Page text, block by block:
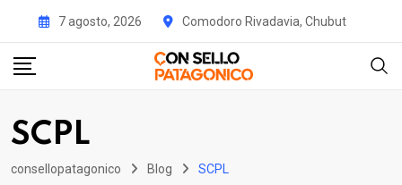
content
7 agosto, 2026 Comodoro Rivadavia, Chubut
SCPL
consellopatagonico Blog SCPL